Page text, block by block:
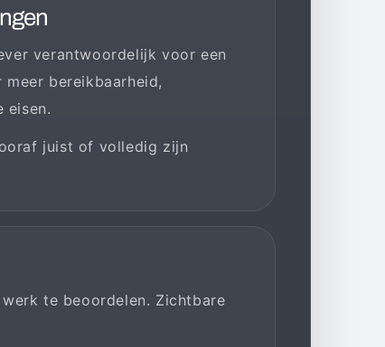
verantwoordelijk voor een
bereikbaarheid,
eisen.
juist of volledig zijn
te beoordelen. Zichtbare